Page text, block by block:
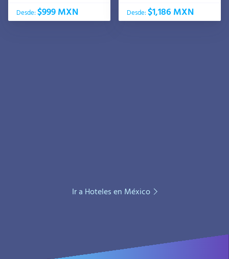
Desde:$999 MXN Desde:$1,186 MXN
Ir a Hoteles en México